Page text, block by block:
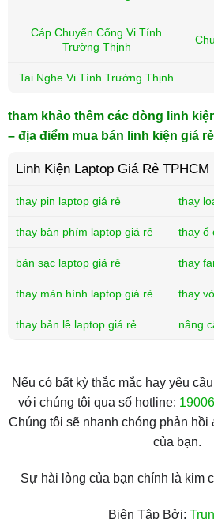
Cáp Chuyển Cổng Vi Tính
Trường Thịnh
Tai Nghe Vi Tính Trường Thịnh
tham khảo thêm các dòng linh
– địa điểm mua bán linh kiện giá
Linh Kiện Laptop Giá Rẻ TPHCM
thay pin laptop giá rẻ thay
thay bàn phím laptop giá rẻ thay ổ
bán sạc laptop giá rẻ thay
thay màn hình laptop giá rẻ thay
thay bản lề laptop giá rẻ nâng
Nếu có bất kỳ thắc mắc hay yêu
với chúng tôi qua số hotline:
Chúng tôi sẽ nhanh chóng phản hồi
của bạn.
Sự hài lòng của bạn chính là kim
Biên Tập Bởi: